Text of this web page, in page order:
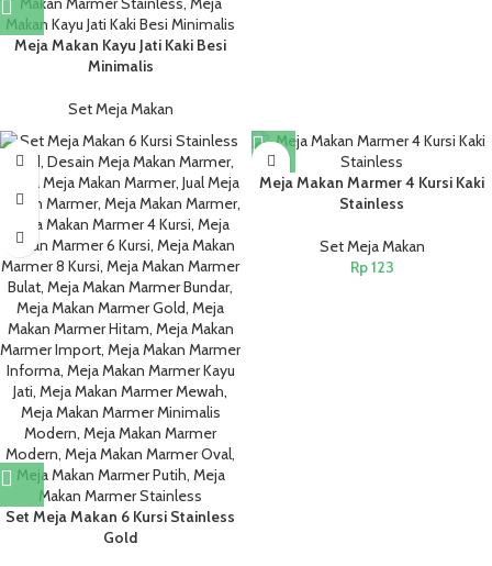
Meja Makan Kayu Jati Kaki Besi
Minimalis
Set Meja Makan
Set Meja Makan 6 Kursi Stainless
Gold
Meja Makan Marmer 4 Kursi Kaki
Stainless
Set Meja Makan
Rp123